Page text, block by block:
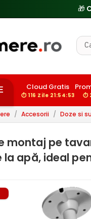
Cloud Gratis
⏱ 116 Zile 21:54:52 ⏱
/ Accesorii / Doze si
montaj pe
apă, ideal